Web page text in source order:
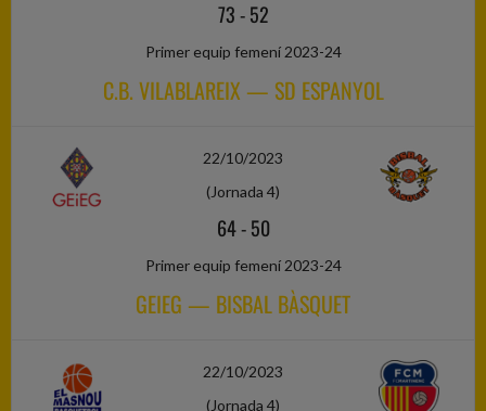
73-52
Primer equip femení 2023-24
C.B. VILABLAREIX — SD ESPANYOL
22/10/2023
(Jornada 4)
64-50
Primer equip femení 2023-24
GEIEG — BISBAL BÀSQUET
22/10/2023
(Jornada 4)